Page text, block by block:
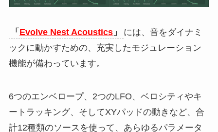
「 Evolve Nest Acoustics」
には、音をダイナミ
ックに動かすための、充実したモジュレーション
機能が備わっています。
6つのエンベロープ、2つのLFO、ベロシティやキ
ートラッキング、そしてXYパッドの動きなど、合
計12種類のソースを使って、あらゆるパラメータ